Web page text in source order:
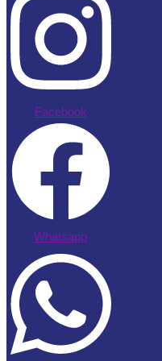
Facebook
Whatsapp